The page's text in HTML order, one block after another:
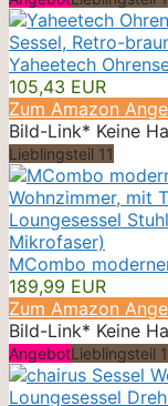
Yaheetech
105,43 EUR
Zum Amazon
Bild-Link* Keine
Lieblingsteil 11
MCombo
189,99 EUR
Zum Amazon
Bild-Link* Keine
AngebotLieblingsteil